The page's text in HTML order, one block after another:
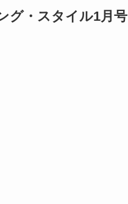
グ・スタイル1月号